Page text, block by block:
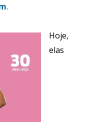
.
Hoje,
elas